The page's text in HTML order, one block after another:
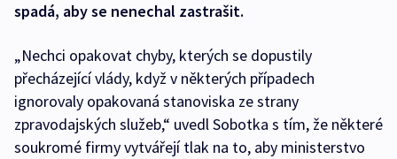
spadá, aby se nenechal zastrašit.
„Nechci opakovat chyby, kterých se dopustily
přecházející vlády, když v některých případech
ignorovaly opakovaná stanoviska ze strany
zpravodajských služeb,“ uvedl Sobotka s tím, že některé
soukromé firmy vytvářejí tlak na to, aby ministerstvo